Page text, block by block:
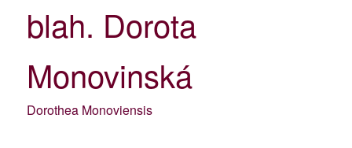
blah. Dorota
Monovinská
Dorothea Monoviensis